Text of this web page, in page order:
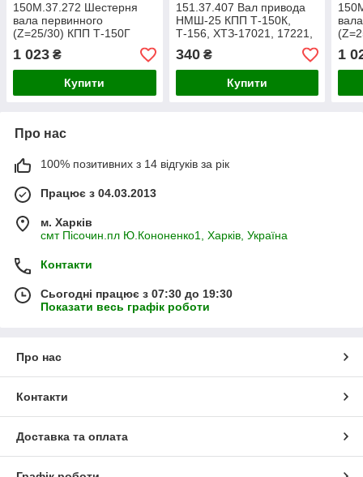
150М.37.272 Шестерня
вала первинного
(Z=25/30) КПП Т-150Г
1 023 ₴
Купити
151.37.407 Вал привода
НМШ-25 КПП Т-150К,
Т-156, ХТЗ-17021, 17221,
16131
340₴
Купити
1
Про нас
100% позитивних з 14 відгуків за рік
Працює з 04.03.2013
м. Харків
смт Пісочин.пл Ю.Кононенко1, Харків, Україна
Контакти
Сьогодні працює з 07:30 до 19:30
Показати весь графік роботи
Про нас
Контакти
Доставка та оплата